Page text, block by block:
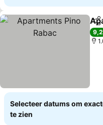
9,2
Selecteer datums om
te zien